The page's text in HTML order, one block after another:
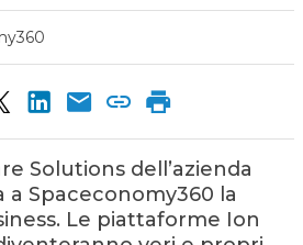
Solutions dell’azienda
Spaceconomy360 la
Le piattaforme Ion